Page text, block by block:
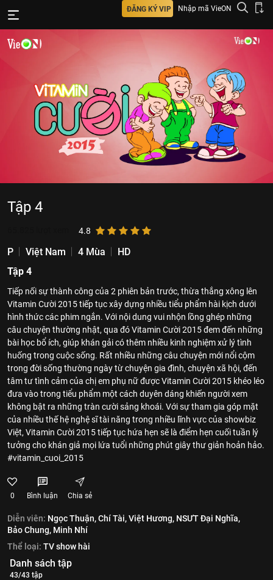
ĐĂNG KÝ VIP Nhập mã VieON
Tập 4
4.8
P Việt Nam 4 Mùa
HD
Tập 4
Tiếp nối sự thành công của 2 phiên bản trước, thừa thắng xông lên
Vitamin Cười 2015 tiếp tục xây dựng nhiều tiểu phẩm hài kịch dưới
hình thức các phim ngắn. Với nội dung vui nhộn lồng ghép những
câu chuyện thường nhật, qua đó Vitamin Cười 2015 đem đến những
bài học bổ ích, giúp khán gải có thêm nhiều kinh nghiệm xử lý tình
huống trong cuộc sống. Rất nhiều những câu chuyện mới nổi cộm
trong đời sống thường ngày từ chuyện gia đình, chuyện xã hội, đến
tâm tư tình cảm của chị em phụ nữ được Vitamin Cười 2015 khéo léo
đưa vào trong tiểu phẩm một cách duyên dáng khiến người xem
không bật ra những tràn cười sảng khoái. Với sự tham gia góp mặt
của nhiều thế hệ nghệ sĩ tài năng trong nhiều lĩnh vực của showbiz
Việt, Vitamin Cười 2015 tiếp tục hứa hẹn sẽ là điểm hẹn cuối tuần lý
tưởng cho khán giả mọi lứa tuổi những phút giây thư giản hoản hảo.
#vitamin_cuoi_2015
0 Bình luận Chia sẻ
Diễn viên: Ngọc Thuận,Chí Tài,Việt Hương, NSƯT Đại Nghĩa,
Bảo Chung, Minh Nhí
Thể loại: TV show hài
Danh sách tập
43/43 tập